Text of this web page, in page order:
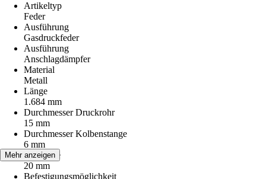
Artikeltyp
Feder
Ausführung
Gasdruckfeder
Ausführung
Anschlagdämpfer
Material
Metall
Länge
1.684 mm
Durchmesser Druckrohr
15 mm
Durchmesser Kolbenstange
6 mm
Hublänge
20 mm
Befestigungsmöglichkeit
Mehr anzeigen